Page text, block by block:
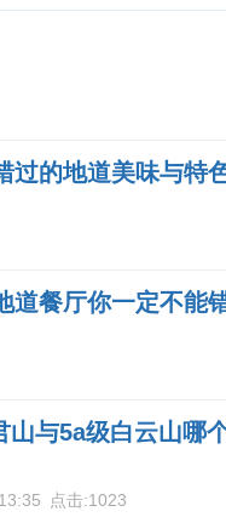
过的地道美味与特
道餐厅你一定不能
山与5a级白云山哪
点击:1023